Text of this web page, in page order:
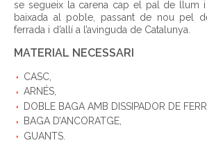
se segueix la carena cap el pal de llum
baixada al poble, passant de nou pel
ferrada i d’allí a l’avinguda de Catalunya.
MATERIAL NECESSARI
CASC,
ARNÉS,
DOBLE BAGA AMB DISSIPADOR DE
BAGA D’ANCORATGE,
GUANTS.